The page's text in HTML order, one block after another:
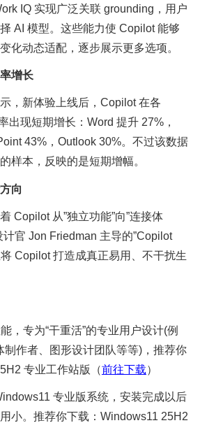
IQ 实现广泛关联 grounding，用户
AI 模型。这些能力使 Copilot 能够
化动态适配，逐步展示更多选项。
增长
新体验上线后，Copilot 在各
出现短期增长：Word 提升 27%，
43%，Outlook 30%。不过该数据
样本，反映的是短期增幅。
向
从”独立功能”向”连接体
官 Jon Friedman 主导的”Copilot
Copilot 打造成真正易用、不干扰生
专为“干重活”的专业用户设计(例
制作者、图形设计团队等等)，推荐你
专业工作站版（前往下载）
专业版系统，安装完成以后
小。推荐你下载：Windows11 25H2